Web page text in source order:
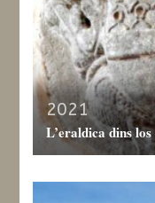
2021
L’eraldica dins